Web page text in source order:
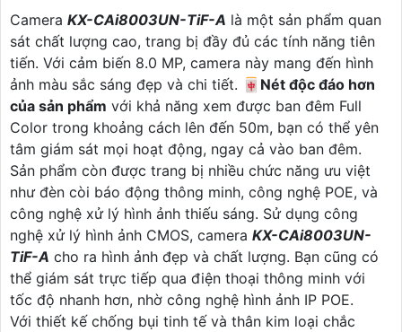
Camera KX-CAi8003UN-TiF-A là một sản phẩm quan
sát chất lượng cao, trang bị đầy đủ các tính năng tiên
tiến. Với cảm biến 8.0 MP, camera này mang đến hình
ảnh màu sắc sáng đẹp và chi tiết. 🀄 Nét độc đáo hơn
của sản phẩm với khả năng xem được ban đêm Full
Color trong khoảng cách lên đến 50m, bạn có thể yên
tâm giám sát mọi hoạt động, ngay cả vào ban đêm.
Sản phẩm còn được trang bị nhiều chức năng ưu việt
như đèn còi báo động thông minh, công nghệ POE, và
công nghệ xử lý hình ảnh thiếu sáng. Sử dụng công
nghệ xử lý hình ảnh CMOS, camera KX-CAi8003UN-
TiF-A cho ra hình ảnh đẹp và chất lượng. Bạn cũng có
thể giám sát trực tiếp qua điện thoại thông minh với
tốc độ nhanh hơn, nhờ công nghệ hình ảnh IP POE.
Với thiết kế chống bụi tinh tế và thân kim loại chắc